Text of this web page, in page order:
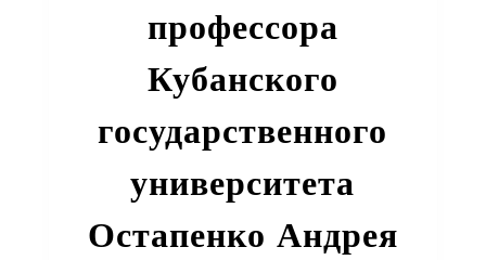
профессора
Кубанского
государственного
университета
Остапенко Андрея